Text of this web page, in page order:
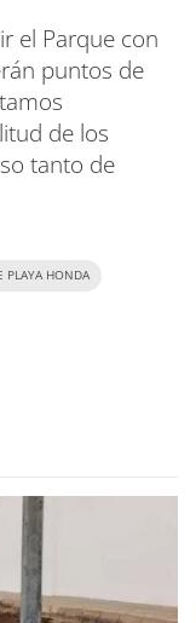
el Parque con
puntos de
de los
tanto de
PLAYA HONDA